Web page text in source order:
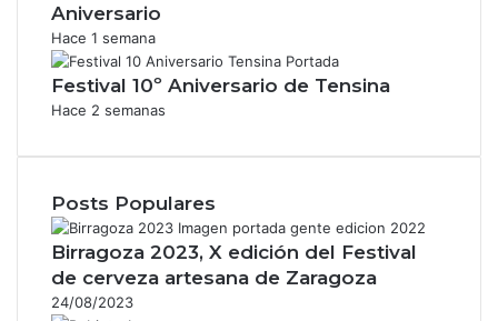
Aniversario
Hace 1 semana
Festival 10º Aniversario de Tensina
Hace 2 semanas
Posts Populares
Birragoza 2023, X edición del Festival
de cerveza artesana de Zaragoza
24/08/2023